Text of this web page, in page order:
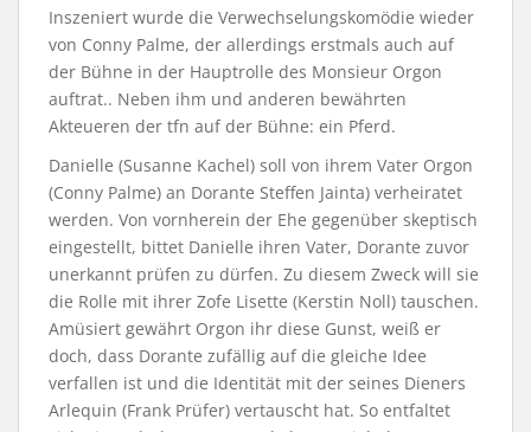
Inszeniert wurde die Verwechselungskomödie wieder
von Conny Palme, der allerdings erstmals auch auf
der Bühne in der Hauptrolle des Monsieur Orgon
auftrat.. Neben ihm und anderen bewährten
Akteueren der tfn auf der Bühne: ein Pferd.
Danielle (Susanne Kachel) soll von ihrem Vater Orgon
(Conny Palme) an Dorante Steffen Jainta) verheiratet
werden. Von vornherein der Ehe gegenüber skeptisch
eingestellt, bittet Danielle ihren Vater, Dorante zuvor
unerkannt prüfen zu dürfen. Zu diesem Zweck will sie
die Rolle mit ihrer Zofe Lisette (Kerstin Noll) tauschen.
Amüsiert gewährt Orgon ihr diese Gunst, weiß er
doch, dass Dorante zufällig auf die gleiche Idee
verfallen ist und die Identität mit der seines Dieners
Arlequin (Frank Prüfer) vertauscht hat. So entfaltet